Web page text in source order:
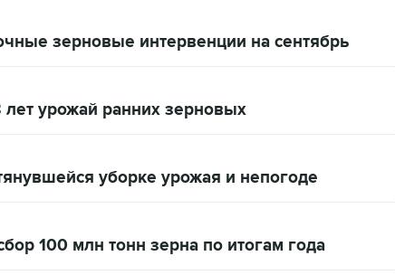
зерновые интервенции на сентябрь
урожай ранних зерновых
уборке урожая и непогоде
100 млн тонн зерна по итогам года